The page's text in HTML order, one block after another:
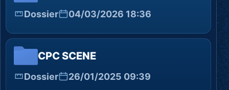
Dossier 04/03/2026 18:36
CPC SCENE
Dossier 26/01/2025 09:39